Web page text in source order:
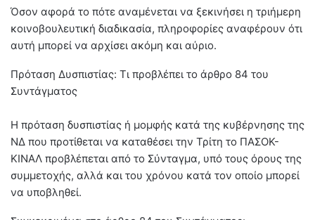
Όσον αφορά το πότε αναμένεται να ξεκινήσει η τριήμερη
κοινοβουλευτική διαδικασία, πληροφορίες αναφέρουν ότι
αυτή μπορεί να αρχίσει ακόμη και αύριο.
Πρόταση Δυσπιστίας: Τι προβλέπει το άρθρο 84 του
Συντάγματος
Η πρόταση δυσπιστίας ή μομφής κατά της κυβέρνησης της
ΝΔ που προτίθεται να καταθέσει την Τρίτη το ΠΑΣΟΚ-
ΚΙΝΑΛ προβλέπεται από το Σύνταγμα, υπό τους όρους της
συμμετοχής, αλλά και του χρόνου κατά τον οποίο μπορεί
να υποβληθεί.